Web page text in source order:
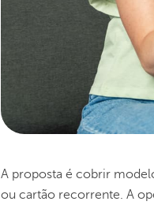
A proposta é cobrir
ou cartão recorrente. A